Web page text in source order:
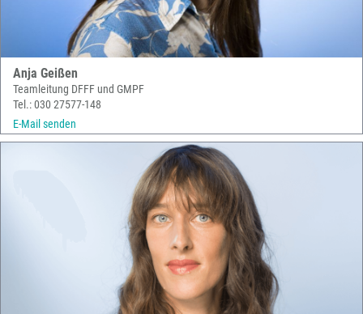
Anja Geißen
Teamleitung DFFF und GMPF
Tel.: 030 27577-148
E-Mail senden